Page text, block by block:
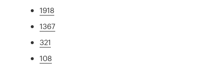
1918
1367
321
108